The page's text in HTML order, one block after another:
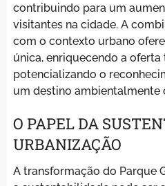
contribuindo para um
visitantes na cidade. A
com o contexto urbano
única, enriquecendo a
potencializando o
um destino ambientalmente
O PAPEL DA
URBANIZAÇÃO
A transformação do Parque